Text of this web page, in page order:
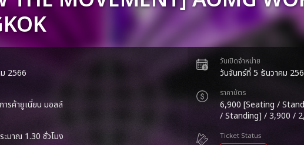
2566
รค้ายูเนี่ยน มอลล์
ะมาณ 1.30 ชั่วโมง
วันเปิดจำหน่าย
วันจันทร์ที่ 5 ธันวาคม
ราคาบัตร
6,900 [Seating /
/ Standing] / 3,900 /
Ticket Status